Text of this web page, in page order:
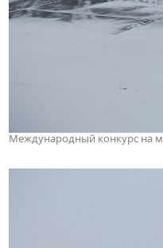
Международный конкурс на